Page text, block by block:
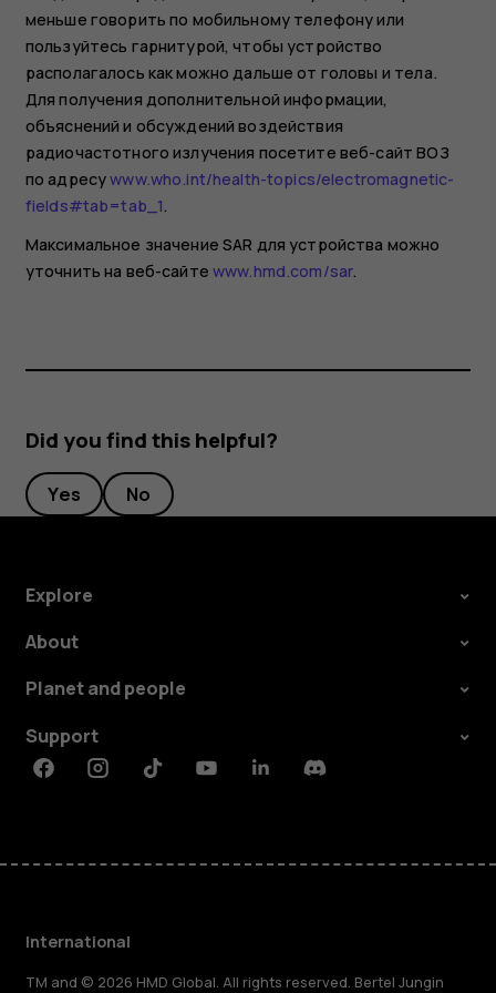
меньше говорить по мобильному телефону или
пользуйтесь гарнитурой, чтобы устройство
располагалось как можно дальше от головы и тела.
Для получения дополнительной информации,
объяснений и обсуждений воздействия
радиочастотного излучения посетите веб-сайт ВОЗ
по адресуwww.who.int/health-topics/electromagnetic-
fields#tab=tab_1.
Максимальное значение SAR для устройства можно
уточнить на веб-сайтеwww.hmd.com/sar.
Did you find this helpful?
Yes No
Explore
About
Planet and people
Support
FacebookInstagramTiktokYoutubeLinkedinDiscord
International
TM and © 2026 HMD Global. All rights reserved. Bertel Jungin